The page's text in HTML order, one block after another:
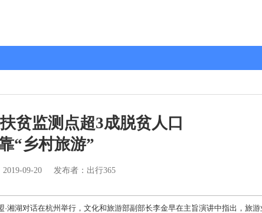
贫监测点超3成脱贫人口
“乡村旅游”
2019-09-20发布者：出行365
湖对话在杭州举行，文化和旅游部副部长李金早在主旨演讲中指出，旅游